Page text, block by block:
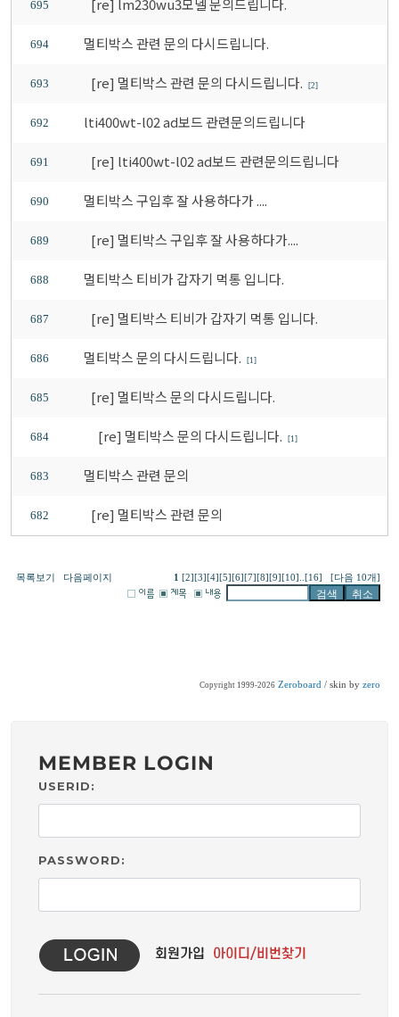
695 [re] lm230wu3모델 문의드립니다.
694 멀티박스 관련 문의 다시드립니다.
693 [re] 멀티박스 관련 문의 다시드립니다. [2]
692 lti400wt-l02 ad보드 관련문의드립니다
691 [re] lti400wt-l02 ad보드 관련문의드립니다
690 멀티박스 구입후 잘 사용하다가 ....
689 [re] 멀티박스 구입후 잘 사용하다가....
688 멀티박스 티비가 갑자기 먹통 입니다.
687 [re] 멀티박스 티비가 갑자기 먹통 입니다.
686 멀티박스 문의 다시드립니다. [1]
685 [re] 멀티박스 문의 다시드립니다.
684 [re] 멀티박스 문의 다시드립니다. [1]
683 멀티박스 관련 문의
682 [re] 멀티박스 관련 문의
목록보기 다음페이지 1 [2] [3] [4] [5] [6] [7] [8] [9] [10] [16] [다음 10개]
Copyright 1999-2026 Zeroboard / skin by zero
MEMBER LOGIN
USERID:
PASSWORD: